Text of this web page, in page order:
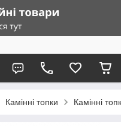
Камінні топки Камінні